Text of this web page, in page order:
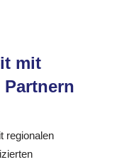
mit
regionalen